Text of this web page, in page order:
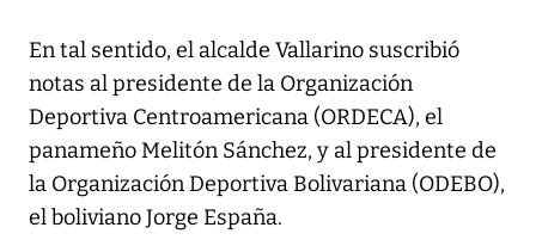
En tal sentido, el alcalde Vallarino suscribió
notas al presidente de la Organización
Deportiva Centroamericana (ORDECA), el
panameño Melitón Sánchez, y al presidente de
la Organización Deportiva Bolivariana (ODEBO),
el boliviano Jorge España.